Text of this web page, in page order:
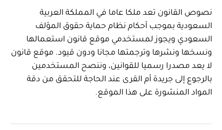
نصوص القانون تعد ملكا عاما في المملكة العربية
السعودية بموجب أحكام نظام حماية حقوق المؤلف
السعودي ويجوز لمستخدمي موقع قانون استعمالها
ونسخها ونشرها وترجمتها مجانا ودون قيود. موقع قانون
لا يعد مصدرا رسميا للقوانين، وننصح المستخدمين
بالرجوع إلى جريدة أم القرى عند الحاجة للتحقق من دقة
المواد المنشورة على هذا الموقع.